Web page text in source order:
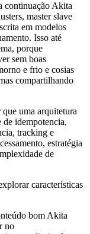
continuação Akita
master slave
em modelos
Isso até
porque
sem boas
e frio e cosias
compartilhando
uma arquitetura
de idempotencia,
tracking e
estratégia
de
características
bom Akita
no